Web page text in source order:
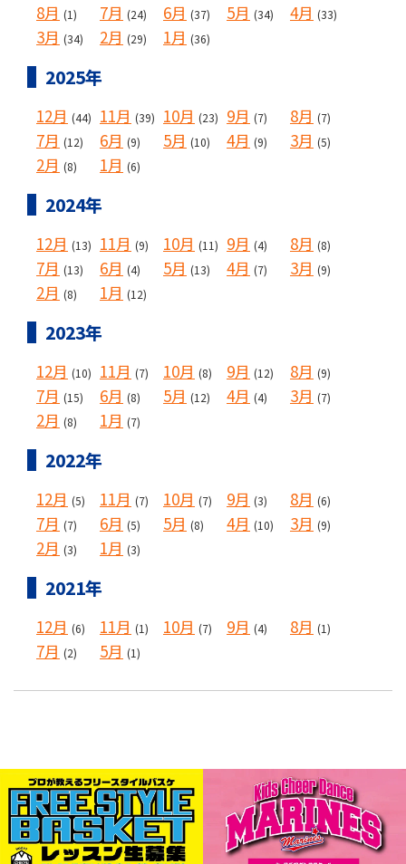
8月 (1) 7月 (24) 6月 (37) 5月 (34) 4月 (33)
3月 (34) 2月 (29) 1月 (36)
2025年
12月 (44) 11月 (39) 10月 (23) 9月 (7) 8月 (7)
7月 (12) 6月 (9) 5月 (10) 4月 (9) 3月 (5)
2月 (8) 1月 (6)
2024年
12月 (13) 11月 (9) 10月 (11) 9月 (4) 8月 (8)
7月 (13) 6月 (4) 5月 (13) 4月 (7) 3月 (9)
2月 (8) 1月 (12)
2023年
12月 (10) 11月 (7) 10月 (8) 9月 (12) 8月 (9)
7月 (15) 6月 (8) 5月 (12) 4月 (4) 3月 (7)
2月 (8) 1月 (7)
2022年
12月 (5) 11月 (7) 10月 (7) 9月 (3) 8月 (6)
7月 (7) 6月 (5) 5月 (8) 4月 (10) 3月 (9)
2月 (3) 1月 (3)
2021年
12月 (6) 11月 (1) 10月 (7) 9月 (4) 8月 (1)
7月 (2) 5月 (1)